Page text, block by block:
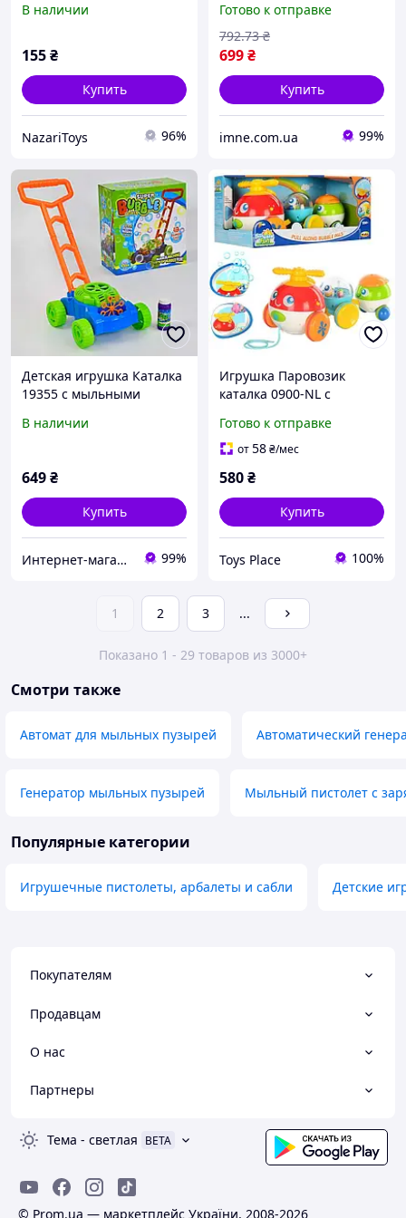
механічний,
з розчином, на листі
В наличии
155₴
Купить
NazariToys 96%
Хэллоу Китти мультгерой
/ Пузырьковое шоу для
детей
Готово к отправке
699₴
792.73 ₴
Купить
imne.com.ua 99%
Детская игрушка Каталка
19355 с мыльными
Газонокосилка машинка
В наличии
649₴
Купить
Интернет-магазин детских товаров "Gorod Detstva" 99%
Игрушка Паровозик
каталка 0900-NL с
муз.
Готово к отправке
от58₴/мес
580₴
Купить
Toys Place 100%
1 2 3 ...
Показано 1 - 29 товаров из 3000+
Смотри также
Автомат для мыльных пузырей Автоматический
Генератор мыльных пузырей Мыльный пистолет с
Популярные категории
Игрушечные пистолеты, арбалеты и сабли Детские
Покупателям
Продавцам
О нас
Партнеры
Тема - светлая BETA
© Prom.ua — маркетплейс України, 2008-2026